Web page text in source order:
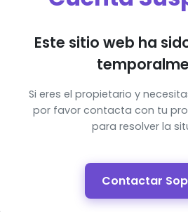
Este sitio web ha
Si eres el propietario y
por favor contacta con tu
para resolver la
Contactar